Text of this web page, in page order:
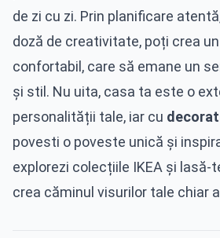
de zi cu zi. Prin planificare
doză de creativitate, poți crea
confortabil, care să emane un
și stil. Nu uita, casa ta este o
personalității tale, iar cu
povesti o poveste unică și
explorezi colecțiile IKEA și lasă-
crea căminul visurilor tale chiar